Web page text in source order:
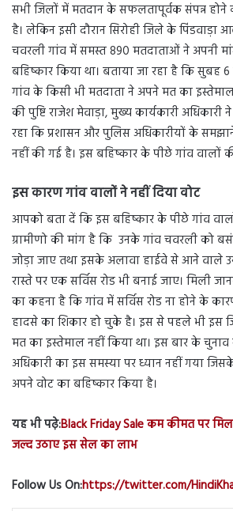
सभी जिलों में मतदान के सफलतापूर्वक संपन्न होने
है। लेकिन इसी दौरान सिरोही जिले के पिंडवाड़ा
चवरली गांव में समस्त 890 मतदाताओं ने अपनी
बहिष्कार किया था। बताया जा रहा है कि
गांव के किसी भी मतदाता ने अपने मत का
की पुष्टि राजेश मेवाड़ा, मुख्य कार्यकारी
रहा कि प्रशासन और पुलिस अधिकारीयों के
नहीं की गई है। इस बहिष्कार के पीछे गांव वालों
इस कारण गांव वालों ने नहीं दिया वोट
आपको बता दें कि इस बहिष्कार के पीछे गांव
ग्रामीणो की मांग है कि उनके गांव चवरली को
जोड़ा जाए तथा इसके अलावा हाईवे से आने वाले
रास्ते पर एक सर्विस रोड भी बनाई जाए। मिली
का कहना है कि गांव में सर्विस रोड ना होने के
हादसे का शिकार हो चुके है। इस से पहले भी इस
मत का इस्तेमाल नहीं किया था। इस बार के
अधिकारी का इस समस्या पर ध्यान नहीं गया
अपने वोट का बहिष्कार किया है।
यह भी पढ़े:Black Friday Sale कम कीमत पर मिल
जल्द उठाए इस सेल का लाभ
Follow Us On:https://twitter.com/